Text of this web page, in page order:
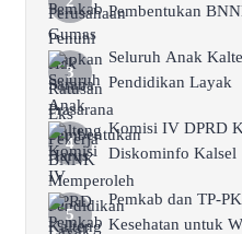
Pembentukan
Seluruh Anak
Pendidikan Layak
Komisi IV DPRD
Diskominfo Kalsel
Pemkab dan TP-
Kesehatan untuk